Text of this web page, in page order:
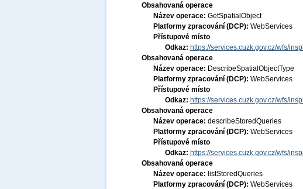
Obsahovaná operace
Název operace: GetSpatialObject
Platformy zpracování (DCP): WebServices
Přístupové místo
Odkaz: https://services.cuzk.gov.cz/wfs/
Obsahovaná operace
Název operace: DescribeSpatialObjectType
Platformy zpracování (DCP): WebServices
Přístupové místo
Odkaz: https://services.cuzk.gov.cz/wfs/
Obsahovaná operace
Název operace: describeStoredQueries
Platformy zpracování (DCP): WebServices
Přístupové místo
Odkaz: https://services.cuzk.gov.cz/wfs/
Obsahovaná operace
Název operace: listStoredQueries
Platformy zpracování (DCP): WebServices